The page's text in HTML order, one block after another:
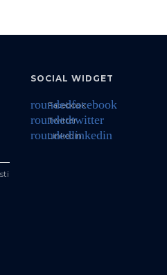
SOCIAL WIDGET
roundedfacebook
Facebook
roundedtwitter
Twitter
roundedlinkedin
Linkedin